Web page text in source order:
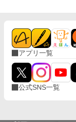
コンプレックス。 小1の時に両親が離婚して
きた頑張り
愛、苦手というより、嫌い
人。 × 八雲仁 30歳 大手菓子メーカー『おろち製菓』専務 背が高
く、眼鏡のイケ
見えなくな
る気はない。 小さい頃に母親が他界し、それ以来、ひとりで淋し
アプリ一覧
公式SNS一覧